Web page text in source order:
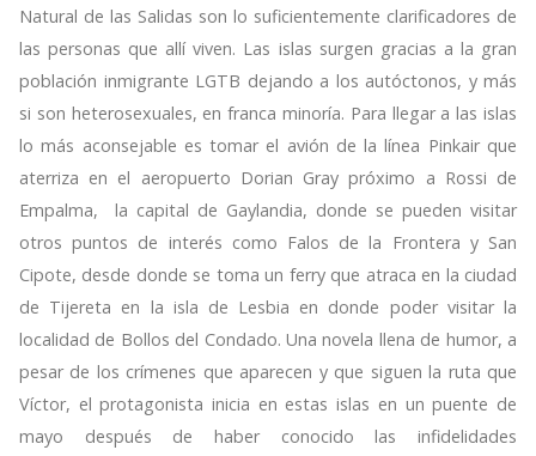
Natural de las Salidas son lo suficientemente clarificadores de
las personas que allí viven. Las islas surgen gracias a la gran
población inmigrante LGTB dejando a los autóctonos, y más
si son heterosexuales, en franca minoría. Para llegar a las islas
lo más aconsejable es tomar el avión de la línea Pinkair que
aterriza en el aeropuerto Dorian Gray próximo a Rossi de
Empalma, la capital de Gaylandia, donde se pueden visitar
otros puntos de interés como Falos de la Frontera y San
Cipote, desde donde se toma un ferry que atraca en la ciudad
de Tijereta en la isla de Lesbia en donde poder visitar la
localidad de Bollos del Condado. Una novela llena de humor, a
pesar de los crímenes que aparecen y que siguen la ruta que
Víctor, el protagonista inicia en estas islas en un puente de
mayo después de haber conocido las infidelidades